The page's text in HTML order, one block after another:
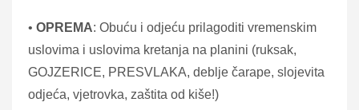
• OPREMA: Obuću i odjeću prilagoditi vremenskim
uslovima i uslovima kretanja na planini (ruksak,
GOJZERICE, PRESVLAKA, deblje čarape, slojevita
odjeća, vjetrovka, zaštita od kiše!)